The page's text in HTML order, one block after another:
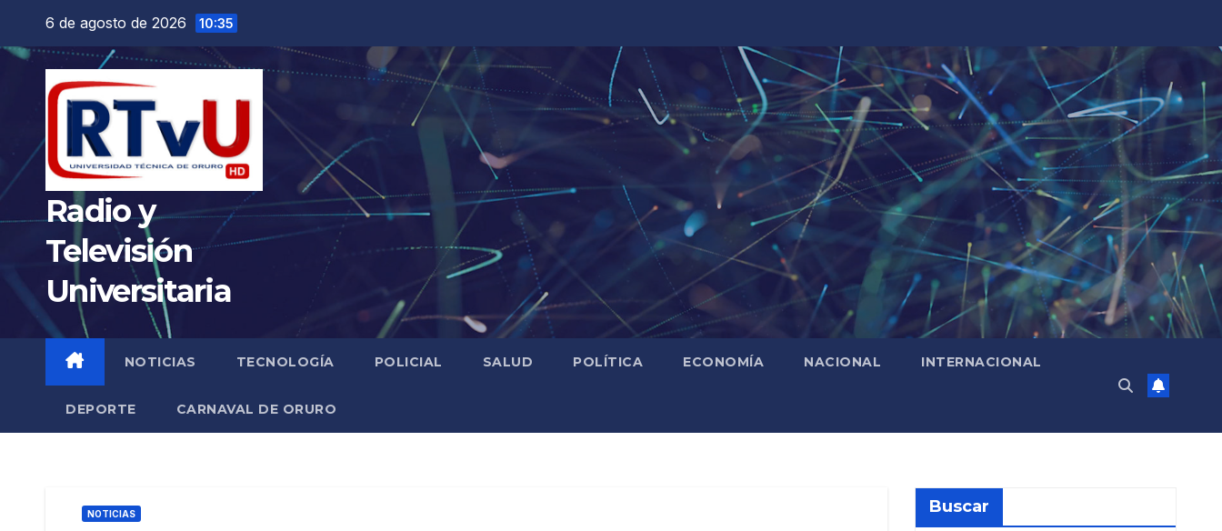
contenido
6 de agosto de 2026 10:35
Radio y
Televisión
Universitaria
NOTICIAS TECNOLOGÍA POLICIAL SALUD POLÍTICA ECONOMÍA NACIONAL INTERNACIONAL
DEPORTE CARNAVAL DE ORURO
NOTICIAS Buscar